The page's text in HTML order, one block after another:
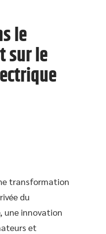
le
sur le
transformation
du
une innovation
et